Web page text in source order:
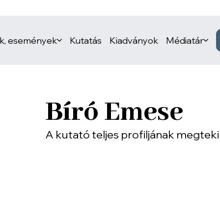
események Kutatás Kiadványok Médiatár
Bíró Emese
A kutató teljes profiljának